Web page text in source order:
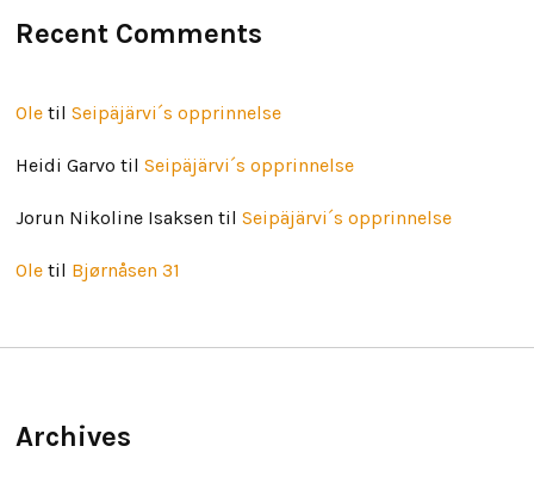
Recent Comments
Oletil Seipäjärvi´s opprinnelse
Heidi Garvo til Seipäjärvi´s opprinnelse
Jorun Nikoline Isaksen til Seipäjärvi´s opprinnelse
Oletil Bjørnåsen 31
Archives